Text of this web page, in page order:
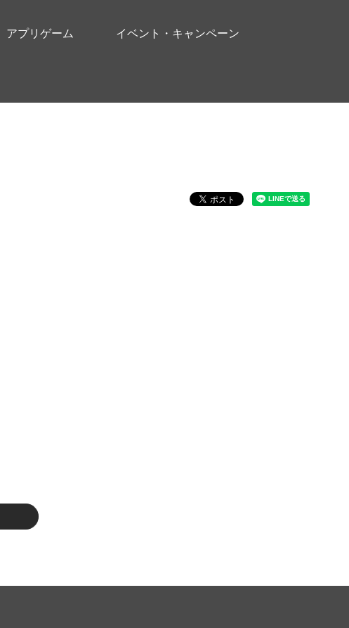
アプリゲーム イベント・キャンペーン